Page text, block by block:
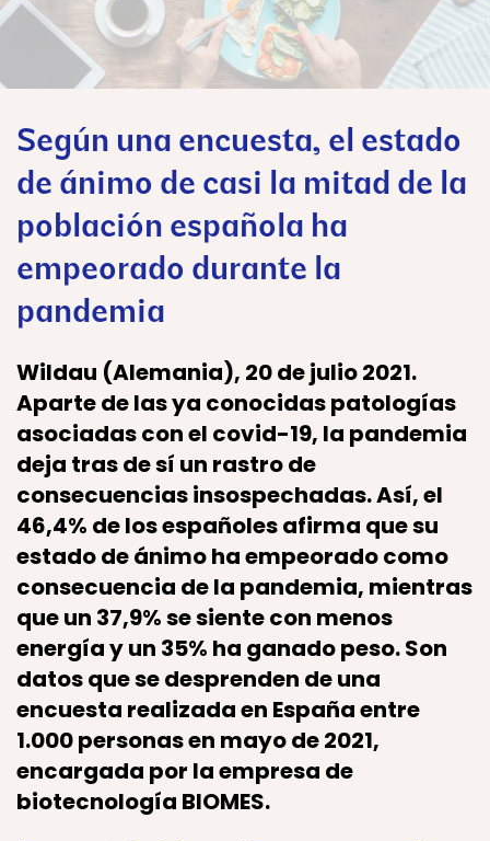
Según una encuesta, el estado
de ánimo de casi la mitad de la
población española ha
empeorado durante la
pandemia
Wildau (Alemania), 20 de julio 2021.
Aparte de las ya conocidas patologías
asociadas con el covid-19, la pandemia
deja tras de sí un rastro de
consecuencias insospechadas. Así, el
46,4% de los españoles afirma que su
estado de ánimo ha empeorado como
consecuencia de la pandemia, mientras
que un 37,9% se siente con menos
energía y un 35% ha ganado peso. Son
datos que se desprenden de una
encuesta realizada en España entre
1.000 personas en mayo de 2021,
encargada por la empresa de
biotecnología BIOMES.